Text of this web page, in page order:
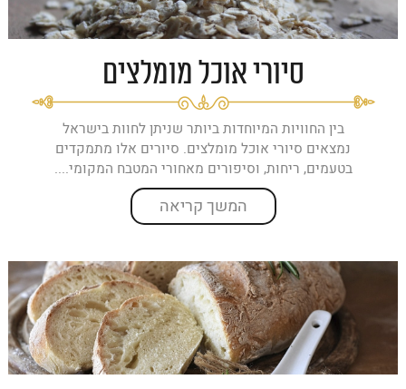
סיורי אוכל מומלצים
בין החוויות המיוחדות ביותר שניתן לחוות בישראל
נמצאים סיורי אוכל מומלצים. סיורים אלו מתמקדים
בטעמים, ריחות, וסיפורים מאחורי המטבח המקומי....
המשך קריאה